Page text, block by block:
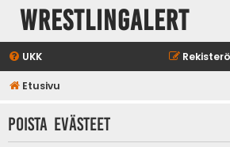
WrestlingAlert
UKK
Etusivu
Poista evästeet